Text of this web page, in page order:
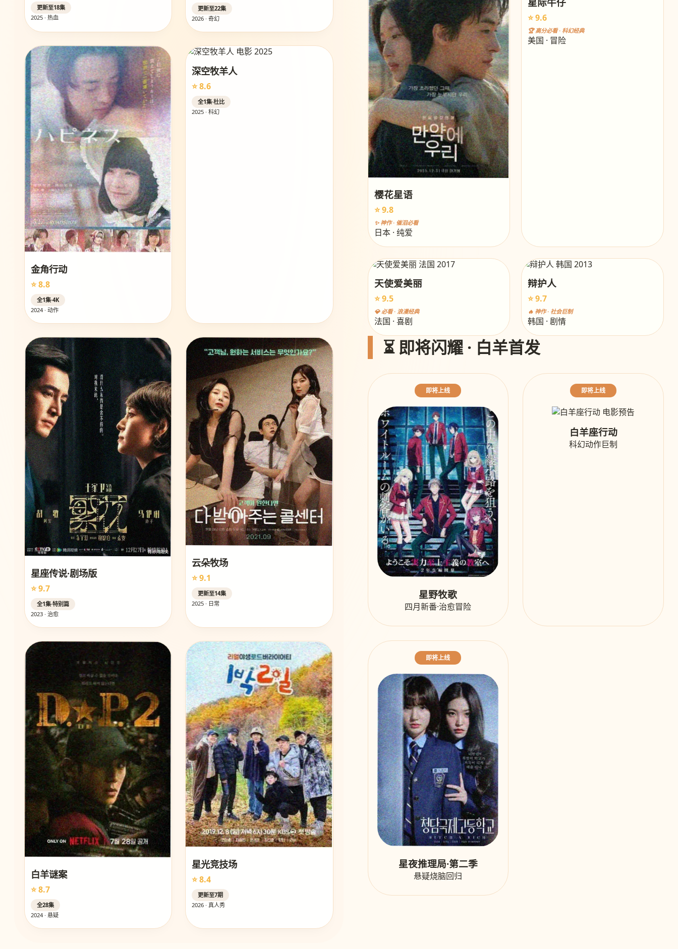
更新至18集
2025 · 热血
更新至22集
2026 · 奇幻
金角行动
⭐ 8.8
全1集·4K
2024 · 动作
深空牧羊人
⭐ 8.6
全1集·杜比
2025 · 科幻
星座传说·剧场版
⭐ 9.7
全1集·特别篇
2023 · 治愈
云朵牧场
⭐ 9.1
更新至14集
2025 · 日常
白羊谜案
⭐ 8.7
全28集
2024 · 悬疑
星光竞技场
⭐ 8.4
更新至7期
2026 · 真人秀
樱花星语
⭐ 9.8
✨ 神作 · 催泪必看
日本 · 纯爱
⭐ 9.6
🏆 高分必看 · 科幻经典
美国 · 冒险
天使爱美丽
⭐ 9.5
💎 必看 · 浪漫经典
法国 · 喜剧
辩护人
⭐ 9.7
🔥 神作 · 社会巨制
韩国 · 剧情
⏳ 即将闪耀 · 白羊首发
即将上线
星野牧歌
四月新番·治愈冒险
即将上线
白羊座行动
科幻动作巨制
即将上线
星夜推理局·第二季
悬疑烧脑回归